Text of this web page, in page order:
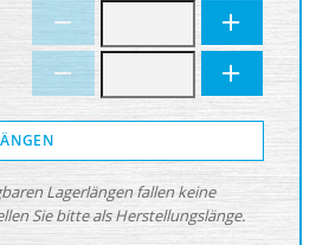
Lagerlängen fallen keine
Sie bitte als Herstellungslänge.